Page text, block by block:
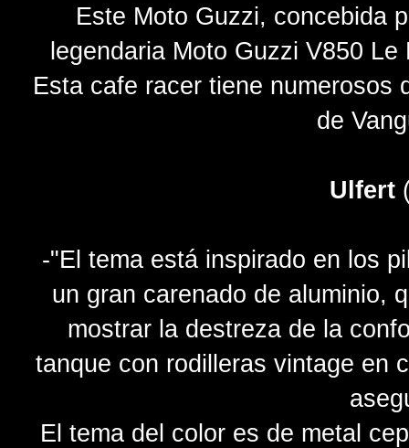
Este Moto Guzzi, concebida
legendaria Moto Guzzi V850
Esta cafe racer tiene numerosos
de
Ulfert
-"El tema está inspirado en los
un gran carenado de aluminio,
mostrar la destreza de la
tanque con rodilleras vintage en
El tema del color es de metal